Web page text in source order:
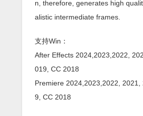
n, therefore, generates high
alistic intermediate frames.
支持Win：
After Effects 2024,2023,2022,
019, CC 2018
Premiere 2024,2023,2022, 2021,
9, CC 2018